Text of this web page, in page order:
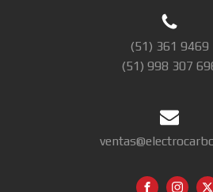
(51) 361 9469
(51) 998 307